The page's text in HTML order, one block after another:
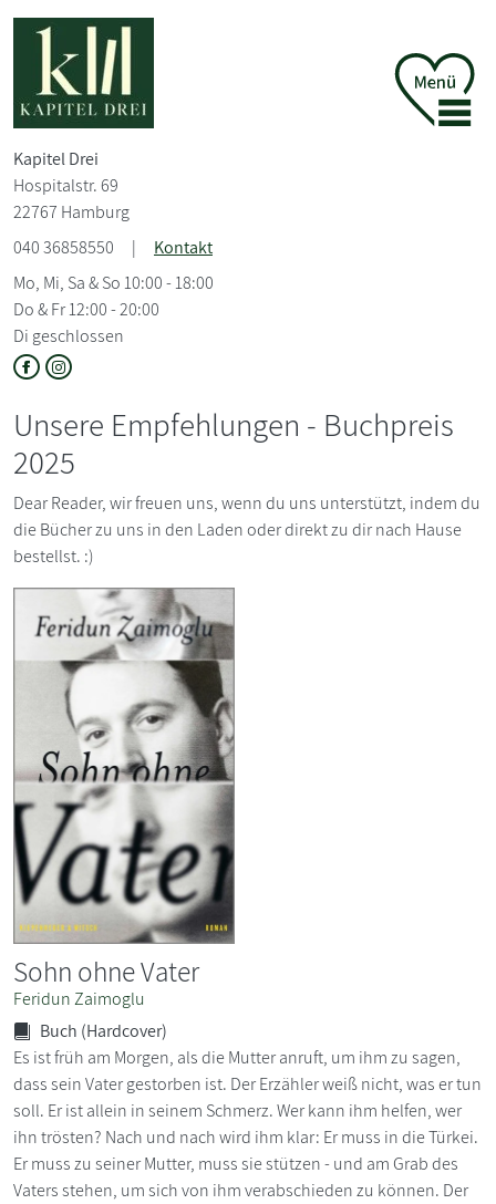
Kapitel Drei
Hospitalstr. 69
22767 Hamburg
040 36858550
|
Kontakt
Mo, Mi, Sa & So 10:00 - 18:00
Do & Fr 12:00 - 20:00
Di geschlossen
Unsere Empfehlungen - Buchpreis
2025
Dear Reader, wir freuen uns, wenn du uns unterstützt, indem du
die Bücher zu uns in den Laden oder direkt zu dir nach Hause
bestellst. :)
Sohn ohne Vater
Feridun Zaimoglu
Buch (Hardcover)
Es ist früh am Morgen, als die Mutter anruft, um ihm zu sagen,
dass sein Vater gestorben ist. Der Erzähler weiß nicht, was er tun
soll. Er ist allein in seinem Schmerz. Wer kann ihm helfen, wer
ihn trösten? Nach und nach wird ihm klar: Er muss in die Türkei.
Er muss zu seiner Mutter, muss sie stützen - und am Grab des
Vaters stehen, um sich von ihm verabschieden zu können. Der